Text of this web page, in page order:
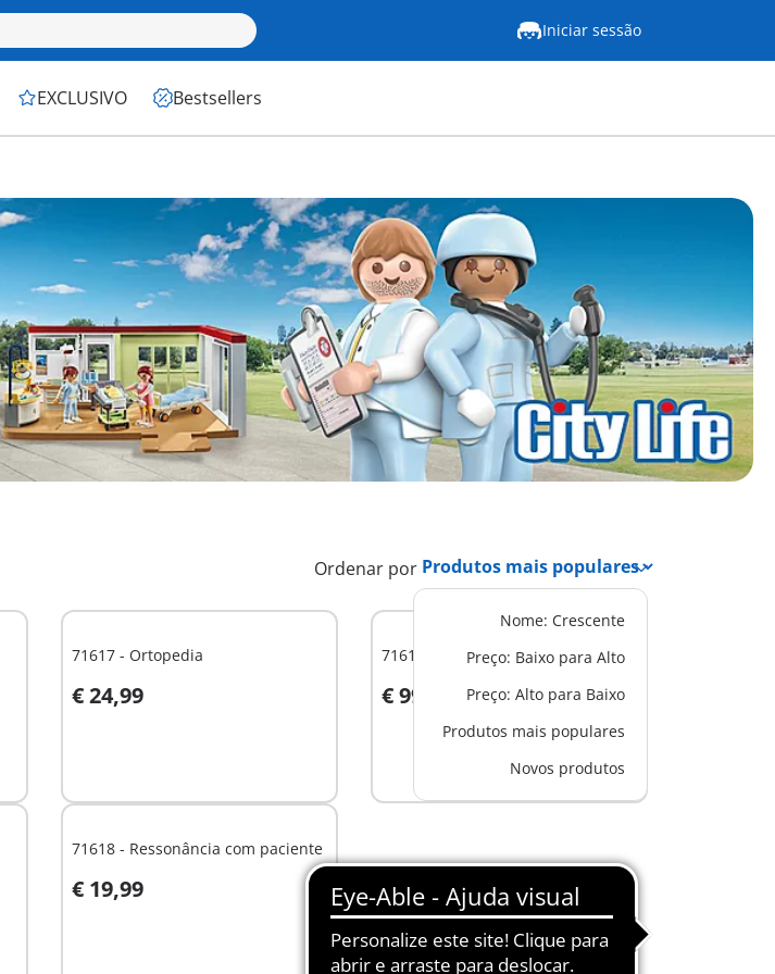
Iniciar sessão
EXCLUSIVO Bestsellers
Ordenar por
Nome: Crescente
Preço: Baixo para Alto
Preço: Alto para Baixo
Produtos mais populares
Novos produtos
71617 - Ortopedia
€ 24,99
Ao carrinho
71615 - Hospital moderno
€ 99,99
Ao carrinho
71618 - Ressonância com paciente
€ 19,99
Ao carrinho